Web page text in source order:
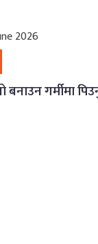
2026
बनाउन गर्मीमा